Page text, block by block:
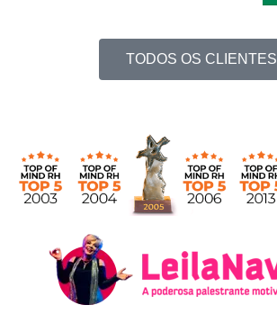
TODOS OS CLIENTES